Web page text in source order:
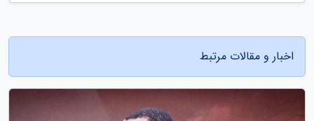
اخبار و مقالات مرتبط